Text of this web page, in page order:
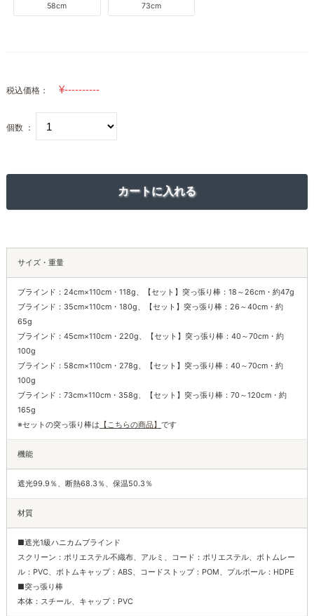
58cm 73cm
税込価格：
個数 ：
サイズ・重量
ブラインド：24cm×110cm・118g、【セット】突っ張り棒：18～26cm・約47g
ブラインド：35cm×110cm・180g、【セット】突っ張り棒：26～40cm・約
65g
ブラインド：45cm×110cm・220g、【セット】突っ張り棒：40～70cm・約
100g
ブラインド：58cm×110cm・278g、【セット】突っ張り棒：40～70cm・約
100g
ブラインド：73cm×110cm・358g、【セット】突っ張り棒：70～120cm・約
165g
※セットの突っ張り棒は 【こちらの商品】 です
機能
遮光99.9％、断熱68.3％、保温50.3％
材質
■遮光1級ハニカムブラインド
スクリーン：ポリエステル不織布、アルミ、コード：ポリエステル、ボトムレー
ル：PVC、ボトムキャップ：ABS、コードストップ：POM、プルボール：HDPE
■突っ張り棒
本体：スチール、キャップ：PVC